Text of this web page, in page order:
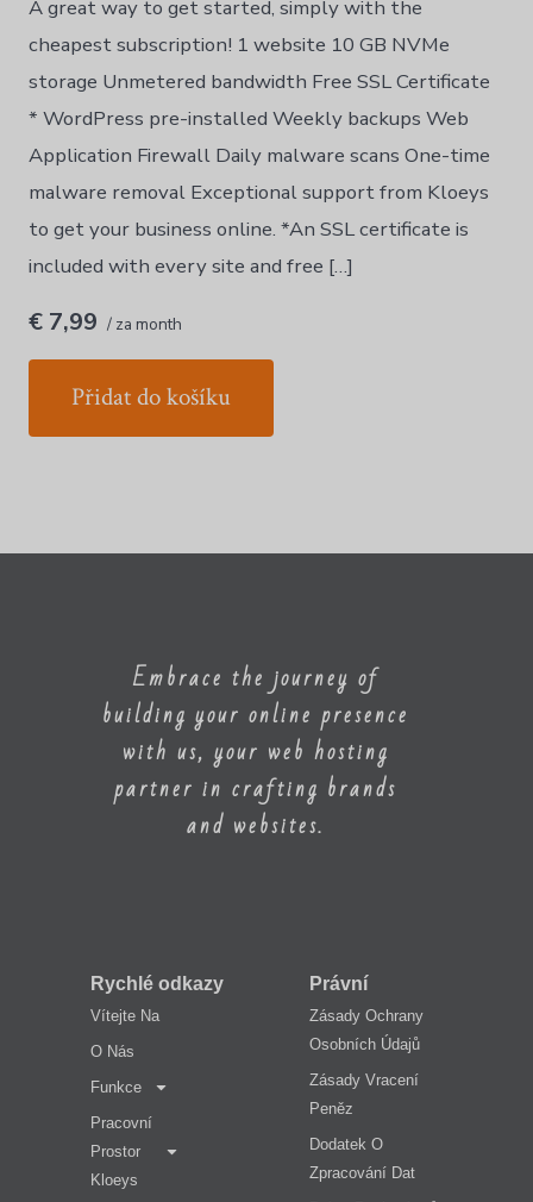
A great way to get started, simply with the
cheapest subscription! 1 website 10 GB NVMe
storage Unmetered bandwidth Free SSL Certificate
* WordPress pre-installed Weekly backups Web
Application Firewall Daily malware scans One-time
malware removal Exceptional support from Kloeys
to get your business online. *An SSL certificate is
included with every site and free […]
€ 7,99 / za month
Přidat do košíku
Embrace the journey of
building your online presence
with us, your web hosting
partner in crafting brands
and websites.
Rychlé odkazy
Vítejte Na
O Nás
Funkce
Pracovní
Prostor
Kloeys
Právní
Zásady Ochrany
Osobních Údajů
Zásady Vracení
Peněz
Dodatek O
Zpracování Dat